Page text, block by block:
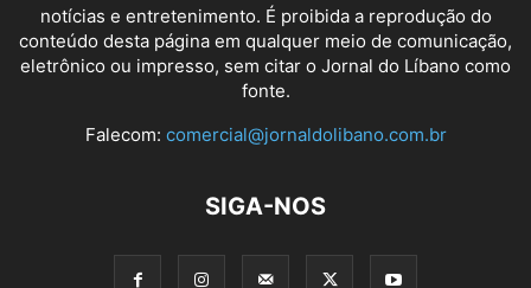
notícias e entretenimento. É proibida a reprodução do
conteúdo desta página em qualquer meio de comunicação,
eletrônico ou impresso, sem citar o Jornal do Líbano como
fonte.
Falecom: comercial@jornaldolibano.com.br
SIGA-NOS